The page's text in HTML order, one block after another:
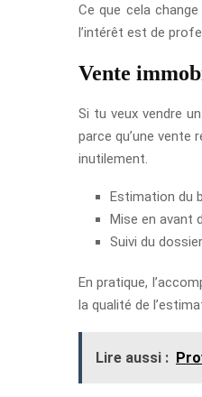
Ce que cela
l’intérêt est de
Vente
Si tu veux vendre
parce qu’une vente
inutilement.
Estimation du
Mise en avant
Suivi du
En pratique,
la qualité de
Lire aussi :